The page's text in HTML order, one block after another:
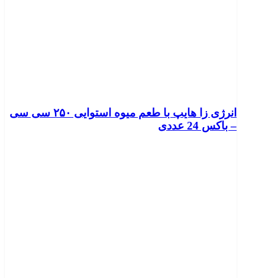
انرژی زا هایپ با طعم میوه استوایی ۲۵۰ سی سی
– باکس 24 عددی